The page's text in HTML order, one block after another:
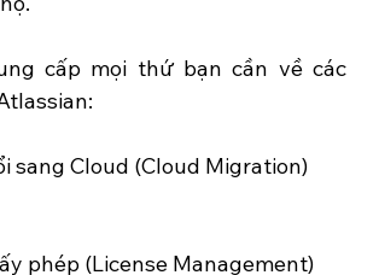
cấp mọi thứ bạn cần về các
sang Cloud (Cloud Migration)
phép (License Management)